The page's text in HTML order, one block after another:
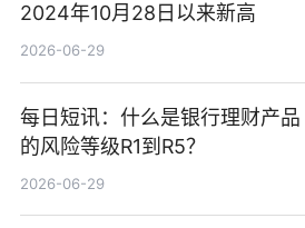
2024年10月28日以来新高
2026-06-29
每日短讯：什么是银行理财产品
的风险等级R1到R5？
2026-06-29